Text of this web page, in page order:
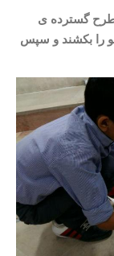
طرح گسترده ی
را بکشند و سپس